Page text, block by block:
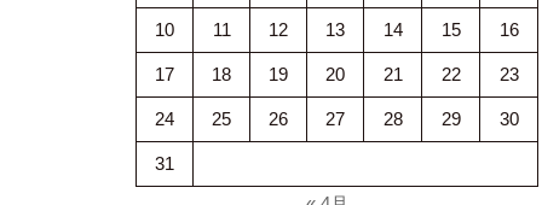
10 11 12 13 14 15 16
17 18 19 20 21 22 23
24 25 26 27 28 29 30
31